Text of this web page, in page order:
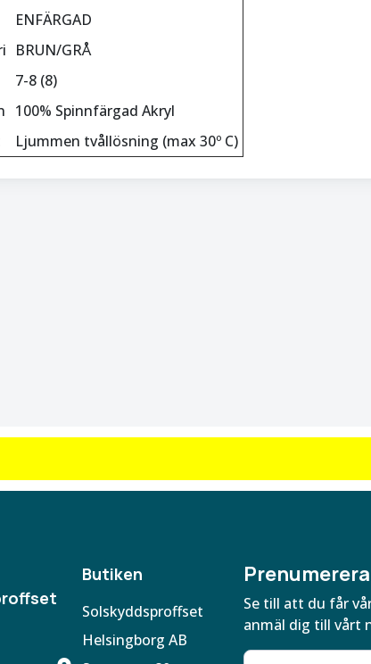
ENFÄRGAD
BRUN/GRÅ
7-8 (8)
100% Spinnfärgad Akryl
Ljummen tvållösning (max 30º C)
Butiken
Solskyddsproffset
Helsingborg AB
Se till att du får
anmäl dig till vårt